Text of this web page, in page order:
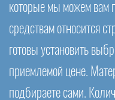
которые мы можем вам
средствам относится
готовы установить
приемлемой цене.
подбираете сами.